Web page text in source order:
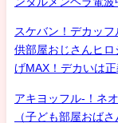
スケバン！デカッ
供部屋おじさんヒ
げMAX！デカいは
アキヨッフル-！ネ
（子ども部屋おば